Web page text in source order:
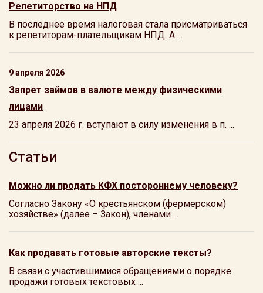
Репетиторство на НПД
В последнее время налоговая стала присматриваться
к репетиторам-плательщикам НПД. А ...
9 апреля 2026
Запрет займов в валюте между физическими
лицами
23 апреля 2026 г. вступают в силу изменения в п. ...
Статьи
Можно ли продать КФХ постороннему человеку?
Согласно Закону «О крестьянском (фермерском)
хозяйстве» (далее – Закон), членами ...
Как продавать готовые авторские тексты?
В связи с участившимися обращениями о порядке
продажи готовых текстовых ...